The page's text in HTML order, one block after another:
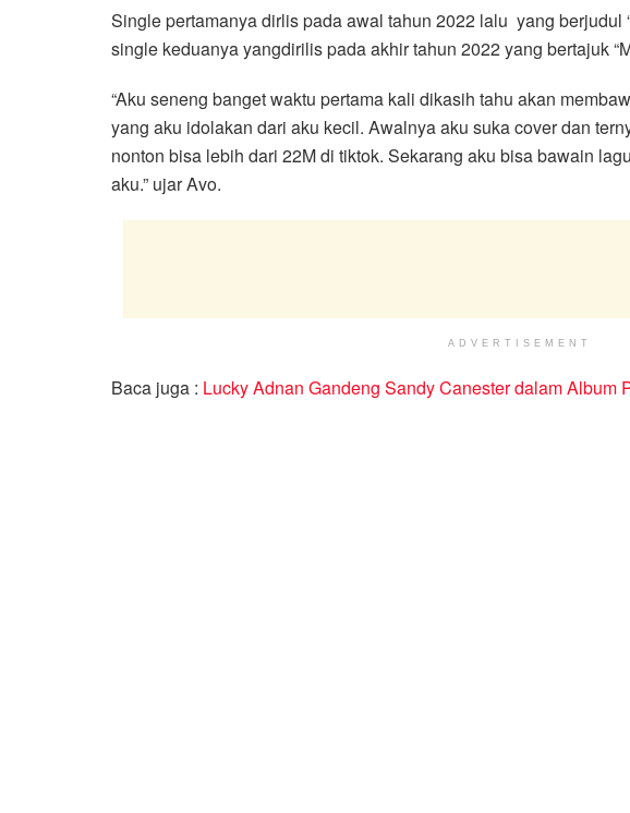
Single pertamanya dirlis pada awal tahun 2022 lalu yang berjudul
single keduanya yangdirilis pada akhir tahun 2022 yang bertajuk
“Aku seneng banget waktu pertama kali dikasih tahu akan
yang aku idolakan dari aku kecil. Awalnya aku suka cover dan
nonton bisa lebih dari 22M di tiktok. Sekarang aku bisa bawain
aku.” ujar Avo.
ADVERTISEMENT
Baca juga : Lucky Adnan Gandeng Sandy Canester dalam Album